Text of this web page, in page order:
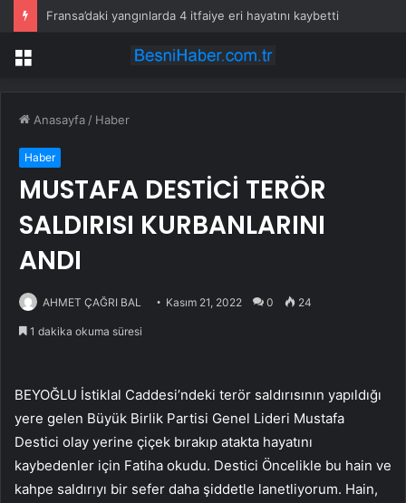
Fransa’daki yangınlarda 4 itfaiye eri hayatını kaybetti
Menü
Anasayfa / Haber
Haber
MUSTAFA DESTİCİ TERÖR
SALDIRISI KURBANLARINI
ANDI
AHMET ÇAĞRI BAL Kasım 21, 2022 0 24
1 dakika okuma süresi
BEYOĞLU İstiklal Caddesi’ndeki terör saldırısının yapıldığı
yere gelen Büyük Birlik Partisi Genel Lideri Mustafa
Destici olay yerine çiçek bırakıp atakta hayatını
kaybedenler için Fatiha okudu. Destici Öncelikle bu hain ve
kahpe saldırıyı bir sefer daha şiddetle lanetliyorum. Hain,